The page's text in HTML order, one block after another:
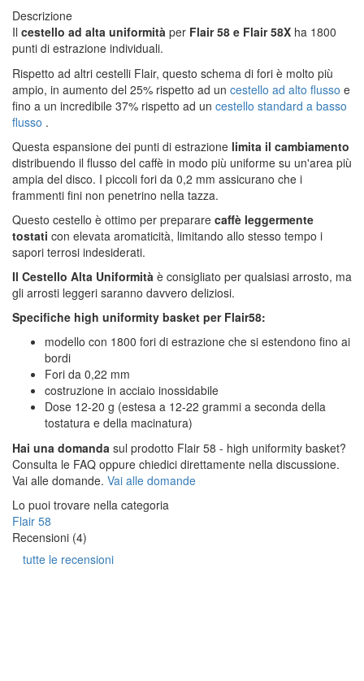
Descrizione
Il cestello ad alta uniformità per Flair 58 e Flair 58X ha 1800
punti di estrazione individuali.
Rispetto ad altri cestelli Flair, questo schema di fori è molto più
ampio, in aumento del 25% rispetto ad un cestello ad alto flusso e
fino a un incredibile 37% rispetto ad un cestello standard a basso
flusso .
Questa espansione dei punti di estrazione limita il cambiamento
distribuendo il flusso del caffè in modo più uniforme su un'area più
ampia del disco. I piccoli fori da 0,2 mm assicurano che i
frammenti fini non penetrino nella tazza.
Questo cestello è ottimo per preparare caffè leggermente
tostati con elevata aromaticità, limitando allo stesso tempo i
sapori terrosi indesiderati.
Il Cestello Alta Uniformità è consigliato per qualsiasi arrosto, ma
gli arrosti leggeri saranno davvero deliziosi.
Specifiche high uniformity basket per Flair58:
modello con 1800 fori di estrazione che si estendono fino ai
bordi
Fori da 0,22 mm
costruzione in acciaio inossidabile
Dose 12-20 g (estesa a 12-22 grammi a seconda della
tostatura e della macinatura)
Hai una domanda sul prodotto Flair 58 - high uniformity basket?
Consulta le FAQ oppure chiedici direttamente nella discussione.
Vai alle domande. Vai alle domande
Lo puoi trovare nella categoria
Flair 58
Recensioni (4)
tutte le recensioni